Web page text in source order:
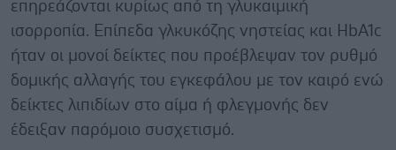
επηρεάζονται κυρίως από τη γλυκαιμική
ισορροπία. Επίπεδα γλκυκόζης νηστείας και HbA1c
ήταν οι μονοί δείκτες που προέβλεψαν τον ρυθμό
δομικής αλλαγής του εγκεφάλου με τον καιρό ενώ
δείκτες λιπιδίων στο αίμα ή φλεγμονής δεν
έδειξαν παρόμοιο συσχετισμό.